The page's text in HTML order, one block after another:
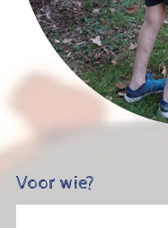
Voor wie?